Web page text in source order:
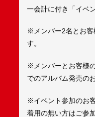
一会計に付き「イベ
※メンバー2名とお客
す。
※メンバーとお客様
でのアルバム発売の
※イベント参加のお
着用の無い方はご参